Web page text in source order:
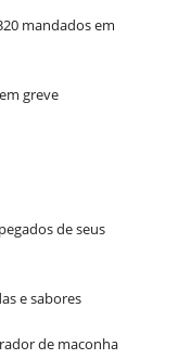
mandados em
greve
de seus
e sabores
de maconha